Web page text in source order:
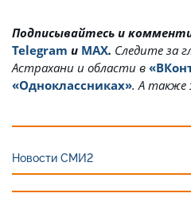
Подписывайтесь и
Telegram и MAX. Cледите за
Астрахани и области в
«Одноклассниках». А также
Новости СМИ2